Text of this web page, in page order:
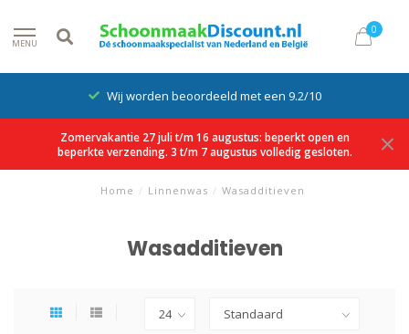
MENU
0
Wij worden beoordeeld met een 9.2/10
Zomervakantie 27 juli t/m 16 augustus: beperkt open en
beperkte verzending. 3 t/m 7 augustus volledig gesloten.
Home / Linnenwas / Wasadditieven
Wasadditieven